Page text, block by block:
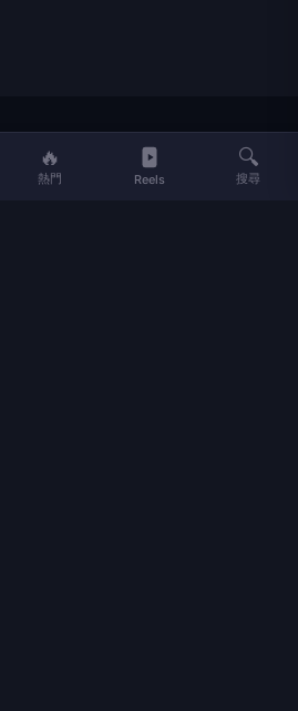
資訊平台，提供即時新聞、生活、健康、
🔥
熱門 Reels
🔍
搜尋